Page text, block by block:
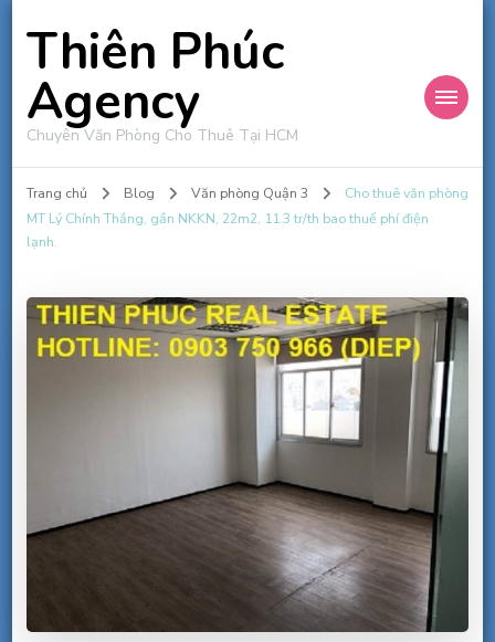
Thiên Phúc
Agency
Chuyên Văn Phòng Cho Thuê Tại HCM
Trang chủ Blog Văn phòng Quận 3
Cho thuê văn phòng
MT Lý Chính Thắng, gần NKKN, 22m2, 11.3 tr/th bao thuế phí điện
lạnh.